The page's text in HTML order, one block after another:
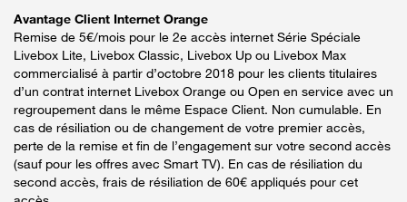
Avantage Client Internet Orange
Remise de 5€/mois pour le 2e accès internet Série Spéciale
Livebox Lite, Livebox Classic, Livebox Up ou Livebox Max
commercialisé à partir d’octobre 2018 pour les clients titulaires
d’un contrat internet Livebox Orange ou Open en service avec un
regroupement dans le même Espace Client. Non cumulable. En
cas de résiliation ou de changement de votre premier accès,
perte de la remise et fin de l’engagement sur votre second accès
(sauf pour les offres avec Smart TV). En cas de résiliation du
second accès, frais de résiliation de 60€ appliqués pour cet